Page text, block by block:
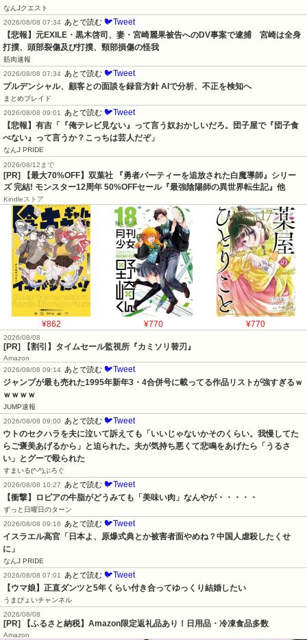
なんJクエスト
2026/08/08 07:34 あとで読む 🐦Tweet
【悲報】元EXILE・黒木啓司、妻・宮崎麗果被告へのDV事案で逮捕　宮崎は全身
打撲、頭部裂傷及び打撲、頸部損傷の怪我
筋肉速報
2026/08/08 07:34 あとで読む 🐦Tweet
プルデンシャル、顧客との面談を録音方針 AIで分析、不正を検知へ
まとめブレイド
2026/08/08 09:01
あとで読む 🐦Tweet
【悲報】有吉「『俺テレビ見ない』って言う奴おかしいだろ。団子屋で『団子食
べない』って言うか？こっちは芸人だぞ」
なんJ PRIDE
2026/08/12まで
[PR] 【最大70%OFF】双葉社 『勇者パーティーを追放された白魔導師』シリー
ズ 完結! モンスター12周年 50%OFFセール『最強陰陽師の異世界転生記』他
Kindleストア
¥862 ¥770 ¥770
2026/08/08
[PR] 【割引】タイムセール監視所『カミソリ替刃』
Amazon
2026/08/08 09:14 あとで読む 🐦Tweet
ジャンプが最も売れた1995年新年3・4合併号に載ってる作品リストが強すぎるｗ
ｗｗｗｗ
JUMP速報
2026/08/08 09:00
あとで読む 🐦Tweet
ウトのセクハラを夫に泣いて訴えても「いいじゃないかそのくらい。我慢してた
らご褒美あげるから」と迫られた。夫が気持ち悪くて悲鳴をあげたら「うるさ
い」とグーで殴られた
すまいる(^-^)ぶろぐ
2026/08/08 10:27
あとで読む 🐦Tweet
【衝撃】ロピアの牛脂がどうみても「美味い肉」なんやが・・・・・
ずっと日曜日のターン
2026/08/08 09:16
あとで読む 🐦Tweet
イスラエル高官「日本よ、原爆式典とか被害者面やめね？中国人虐殺したくせ
に」
なんJ PRIDE
2026/08/08 07:01
あとで読む 🐦Tweet
【ウマ娘】正直ダンツと5年くらい付き合ってゆっくり結婚したい
うまぴょいチャンネル
2026/08/08
[PR] 【ふるさと納税】Amazon限定返礼品あり！日用品・冷凍食品多数
Amazon